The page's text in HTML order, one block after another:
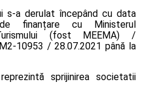
s-a derulat începând cu data
finanțare cu Ministerul
(fost MEEMA) /
10953 / 28.07.2021 până la
sprijinirea societatii